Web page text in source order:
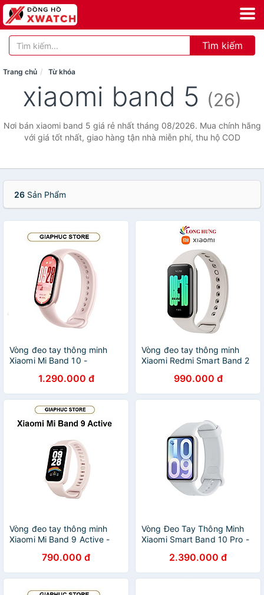
Tìm kiếm
Trang chủ Từ khóa
xiaomi band 5 (26)
Nơi bán xiaomi band 5 giá rẻ nhất tháng 08/2026. Mua chính hãng
với giá tốt nhất, giao hàng tận nhà miễn phí, thu hộ COD
26 Sản Phẩm
Vòng đeo tay thông minh
Xiaomi Mi Band 10 -
1.290.000 đ
Vòng đeo tay thông minh
Xiaomi Redmi Smart Band 2
990.000 đ
Vòng đeo tay thông minh
Xiaomi Mi Band 9 Active -
790.000 đ
Vòng Đeo Tay Thông Minh
Xiaomi Smart Band 10 Pro -
2.390.000 đ